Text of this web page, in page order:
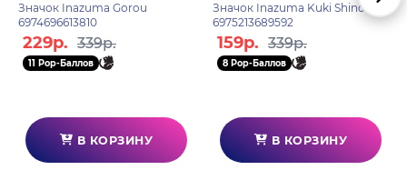
Значок Inazuma Gorou
6974696613810
229р. 339р.
11 Pop-Баллов
В КОРЗИНУ
Значок Inazuma Kuki Shinobu
6975213689592
159р. 339р.
8 Pop-Баллов
В КОРЗИНУ